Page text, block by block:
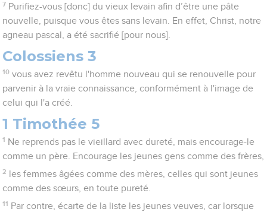
7 Purifiez-vous [donc] du vieux levain afin d’être une pâte
nouvelle, puisque vous êtes sans levain. En effet, Christ, notre
agneau pascal, a été sacrifié [pour nous].
Colossiens 3
10 vous avez revêtu l'homme nouveau qui se renouvelle pour
parvenir à la vraie connaissance, conformément à l'image de
celui qui l'a créé.
1 Timothée 5
1 Ne reprends pas le vieillard avec dureté, mais encourage-le
comme un père. Encourage les jeunes gens comme des frères,
2
les femmes âgées comme des mères, celles qui sont jeunes
comme des sœurs, en toute pureté.
11 Par contre, écarte de la liste les jeunes veuves, car lorsque